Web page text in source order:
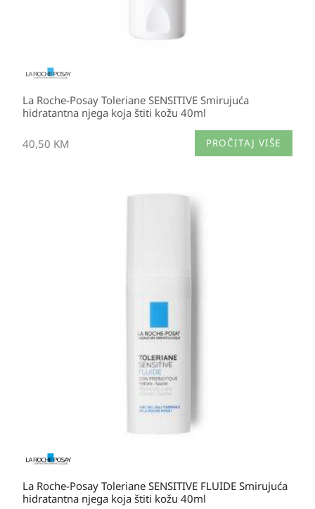
La Roche-Posay Toleriane SENSITIVE Smirujuća
hidratantna njega koja štiti kožu 40ml
40,50 KM PROČITAJ VIŠE
La Roche-Posay Toleriane SENSITIVE FLUIDE Smirujuća
hidratantna njega koja štiti kožu 40ml